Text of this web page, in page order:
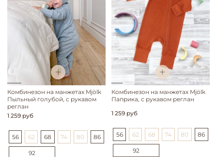
Комбинезон на манжетах Mjölk
Пыльный голубой, с рукавом
реглан
1 259 руб
56 62 68 74 80 86
92
Комбинезон на манжетах Mjölk
Паприка, с рукавом реглан
1 259 руб
56 62 68 74 80 86
92